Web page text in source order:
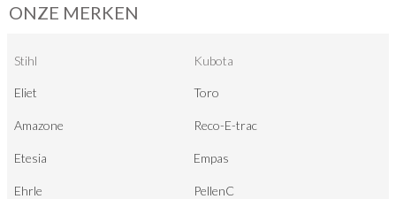
ONZE MERKEN
Stihl Kubota
Eliet Toro
Amazone Reco-E-trac
Etesia Empas
Ehrle PellenC